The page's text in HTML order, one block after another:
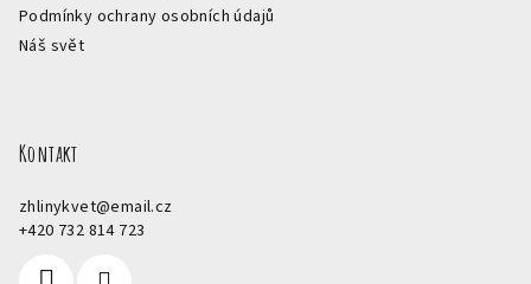
Podmínky ochrany osobních údajů
Náš svět
Kontakt
zhlinykvet@email.cz
+420 732 814 723